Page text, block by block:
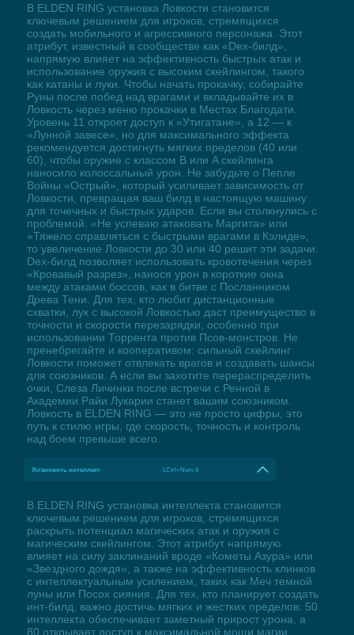
В ELDEN RING установка Ловкости становится
ключевым решением для игроков, стремящихся
создать мобильного и агрессивного персонажа. Этот
атрибут, известный в сообществе как «Dex-билд»,
напрямую влияет на эффективность быстрых атак и
использование оружия с высоким скейлингом, такого
как катаны и луки. Чтобы начать прокачку, собирайте
Руны после побед над врагами и вкладывайте их в
Ловкость через меню прокачки в Местах Благодати.
Уровень 11 откроет доступ к «Утигатане», а 12 — к
«Лунной завесе», но для максимального эффекта
рекомендуется достигнуть мягких пределов (40 или
60), чтобы оружие с классом B или A скейлинга
наносило колоссальный урон. Не забудьте о Пепле
Войны «Острый», который усиливает зависимость от
Ловкости, превращая ваш билд в настоящую машину
для точечных и быстрых ударов. Если вы столкнулись с
проблемой: «Не успеваю атаковать Маргита» или
«Тяжело справляться с быстрыми врагами в Кэлиде»,
то увеличение Ловкости до 30 или 40 решит эти задачи.
Dex-билд позволяет использовать кровотечения через
«Кровавый разрез», нанося урон в короткие окна
между атаками боссов, как в битве с Посланником
Древа Тени. Для тех, кто любит дистанционные
схватки, лук с высокой Ловкостью даст преимущество в
точности и скорости перезарядки, особенно при
использовании Торрента против Псов-монстров. Не
пренебрегайте и кооперативом: сильный скейлинг
Ловкости поможет отвлекать врагов и создавать шансы
для союзников. А если вы захотите перераспределить
очки, Слеза Личинки после встречи с Ренной в
Академии Райи Лукарии станет вашим союзником.
Ловкость в ELDEN RING — это не просто цифры, это
путь к стилю игры, где скорость, точность и контроль
над боем превыше всего.
Установить интеллект LCtrl+Num 8
В ELDEN RING установка интеллекта становится
ключевым решением для игроков, стремящихся
раскрыть потенциал магических атак и оружия с
магическим скейлингом. Этот атрибут напрямую
влияет на силу заклинаний вроде «Кометы Азура» или
«Звездного дождя», а также на эффективность клинков
с интеллектуальным усилением, таких как Меч темной
луны или Посох сияния. Для тех, кто планирует создать
инт-билд, важно достичь мягких и жестких пределов: 50
интеллекта обеспечивает заметный прирост урона, а
80 открывает доступ к максимальной мощи магии.